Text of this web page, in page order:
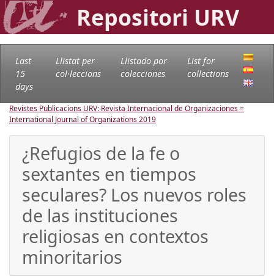
Repositori URV
Last
15
days
Llistat per
col·leccions
Llistado por
colecciones
List for
collections
Revistes Publicacions URV: Revista Internacional de Organizaciones =
International Journal of Organizations2019
¿Refugios de la fe o
sextantes en tiempos
seculares? Los nuevos roles
de las instituciones
religiosas en contextos
minoritarios